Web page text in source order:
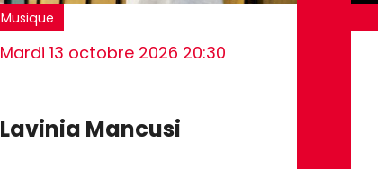
Musique
Mardi 13 octobre 2026 20:30
Lavinia Mancusi